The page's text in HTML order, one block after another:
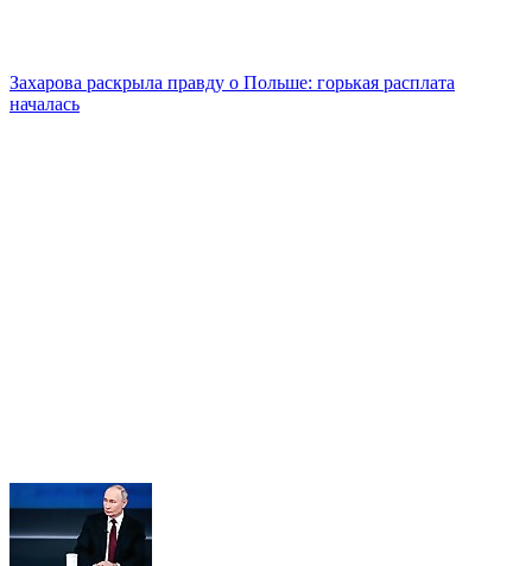
Захарова раскрыла правду о Польше: горькая расплата
началась